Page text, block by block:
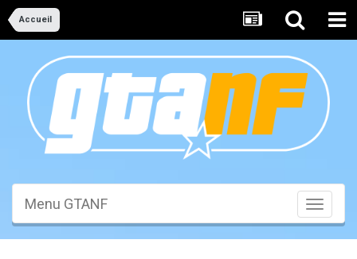
Accueil
Toggle
Menu GTANF